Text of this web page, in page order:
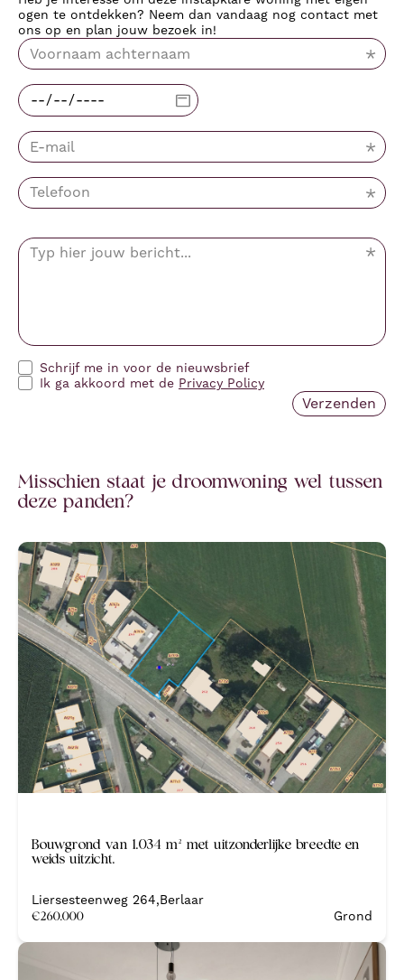
ogen te ontdekken? Neem dan vandaag nog contact met
ons op en plan jouw bezoek in!
Schrijf me in voor de nieuwsbrief
Ik ga akkoord met de Privacy Policy
Misschien staat je droomwoning wel tussen
deze panden?
Bouwgrond van 1.034 m² met uitzonderlijke breedte en
weids uitzicht.
Liersesteenweg 264,Berlaar
€260.000 Grond